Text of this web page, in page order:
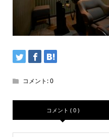
コメント:0
コメント ( 0 )